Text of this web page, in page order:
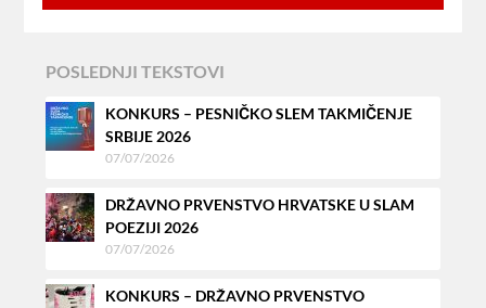
POSLEDNJI TEKSTOVI
KONKURS – PESNIČKO SLEM TAKMIČENJE
SRBIJE 2026
07/07/2026
DRŽAVNO PRVENSTVO HRVATSKE U SLAM
POEZIJI 2026
07/07/2026
KONKURS – DRŽAVNO PRVENSTVO